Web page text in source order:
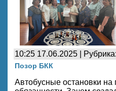
10:25 17.06.2025 | Рубрика:
Позор БКК
Автобусные остановки на